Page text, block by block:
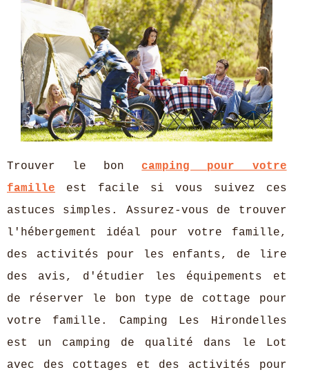
Trouver le boncamping pour votre
famille est facile si vous suivez ces
astuces simples. Assurez-vous de trouver
l'hébergement idéal pour votre famille,
des activités pour les enfants, de lire
des avis, d'étudier les équipements et
de réserver le bon type de cottage pour
votre famille. Camping Les Hirondelles
est un camping de qualité dans le Lot
avec des cottages et des activités pour